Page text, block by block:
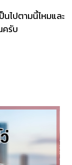
นไปตามนี้ไหมและ
ครับ